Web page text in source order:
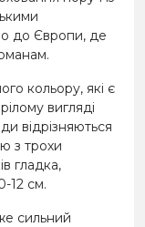
до Європи, де
кольору, які є
вигляді
відрізняються
з трохи
гладка,
12 см.
сильний